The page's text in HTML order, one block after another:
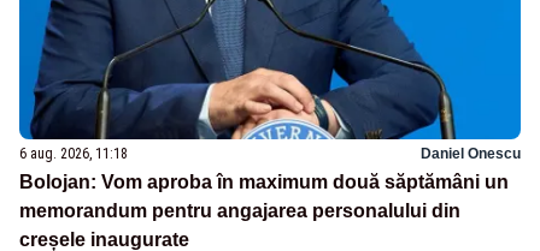
6 aug. 2026, 11:18 Daniel Onescu
Bolojan: Vom aproba în maximum două săptămâni un
memorandum pentru angajarea personalului din
creșele inaugurate